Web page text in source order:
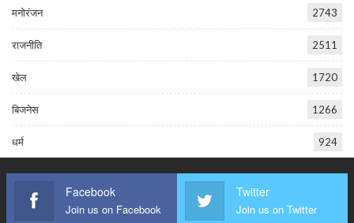
मनोरंजन 2743
राजनीति 2511
खेल 1720
बिजनेस 1266
धर्म 924
Facebook
Join us on Facebook
Twitter
Join us on Twitter